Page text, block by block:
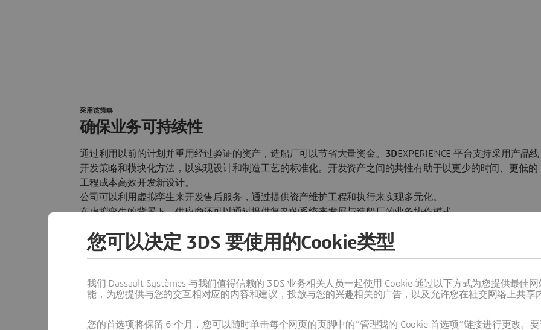
确保业务可持续性
采用该策略
通过利用以前的计划并重用经过验证的资产，造船厂可以节省大量资金。 3DEXPERIENCE 平台支持采用产品线
开发策略和模块化方法，以实现设计和制造工艺的标准化。开发资产之间的共性有助于以更少的时间、更低的
工程成本高效开发新设计。
公司可以利用虚拟孪生来开发售后服务，通过提供资产维护工程和执行来实现多元化。
在虚拟孪生的背景下，供应商还可以通过提供复杂的系统来发展与造船厂的业务协作模式。
您可以决定 3DS 要使用的Cookie类型
我们 Dassault Systèmes 与我们值得信赖的 3DS 业务相关人员一起使用 Cookie 通过以下方式为您提供最佳
能，为您提供与您的交互相对应的内容和建议，投放与您的兴趣相关的广告，以及允许您在社交网络上共享
您的首选项将保留 6 个月，您可以随时单击每个网页的页脚中的“管理我的 Cookie 首选项”链接进行更改。